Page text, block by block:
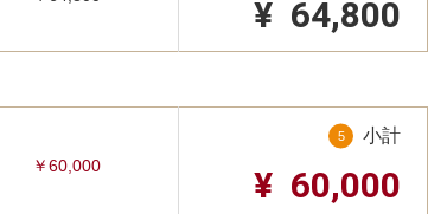
¥ 64,800
￥60,000
小計
¥ 60,000